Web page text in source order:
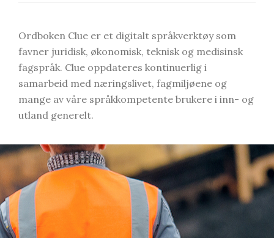
Ordboken Clue er et digitalt språkverktøy som
favner juridisk, økonomisk, teknisk og medisinsk
fagspråk. Clue oppdateres kontinuerlig i
samarbeid med næringslivet, fagmiljøene og
mange av våre språkkompetente brukere i inn- og
utland generelt.